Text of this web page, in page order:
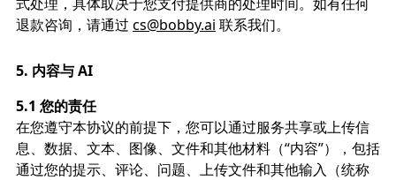
退款咨询，请通过 cs@bobby.ai 联系我们。
5. 内容与 AI
5.1 您的责任
在您遵守本协议的前提下，您可以通过服务共享或上传信
息、数据、文本、图像、文件和其他材料（“内容”），包括
通过您的提示、评论、问题、上传文件和其他输入（统称